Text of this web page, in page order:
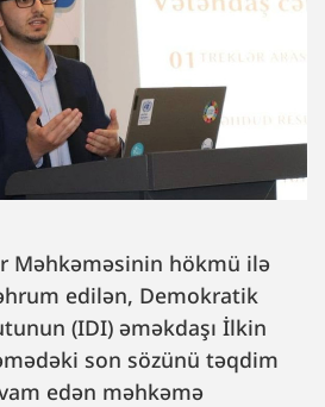
Məhkəməsinin hökmü ilə
edilən, Demokratik
(IDI) əməkdaşı İlkin
son sözünü təqdim
edən məhkəmə